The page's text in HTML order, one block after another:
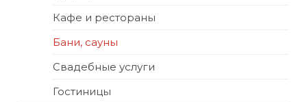
Кафе и рестораны
Бани, сауны
Свадебные услуги
Гостиницы